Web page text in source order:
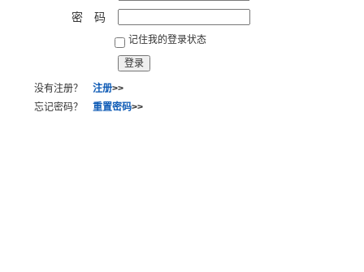
密 码
记住我的登录状态
没有注册？ 注册>>
忘记密码？ 重置密码>>